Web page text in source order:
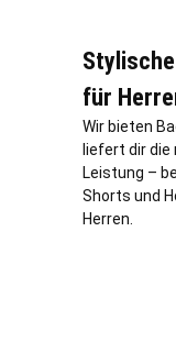
für
Wir bieten
liefert dir die
Leistung –
Shorts und
Herren.